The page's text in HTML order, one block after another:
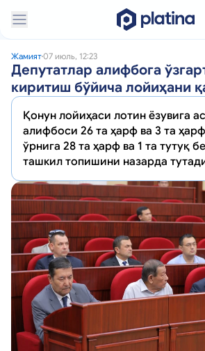
Жамият07 июль, 12:23
Депутатлар алифбога
киритиш бўйича лойиҳани
Қонун лойиҳаси лотин ёзувига
алифбоси 26 та ҳарф ва 3 та
ўрнига 28 та ҳарф ва 1 та тутуқ
ташкил топишини назарда